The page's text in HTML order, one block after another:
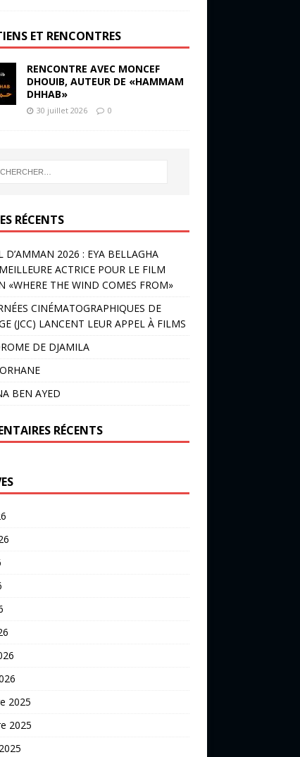
ET RENCONTRES
RENCONTRE AVEC MONCEF
DHOUIB, AUTEUR DE «HAMMAM
DHHAB»
30 juillet 2026 0
RÉCENTS
D’AMMAN 2026 : EYA BELLAGHA
ACTRICE POUR LE FILM
«WHERE THE WIND COMES FROM»
CINÉMATOGRAPHIQUES DE
(JCC) LANCENT LEUR APPEL À FILMS
DE DJAMILA
BEN AYED
RÉCENTS
2025
2025